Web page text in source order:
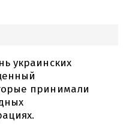
украинских
принимали